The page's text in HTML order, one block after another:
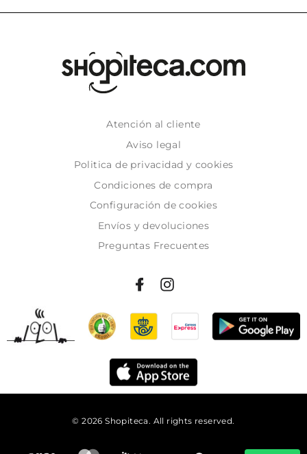
Atención al cliente
Aviso legal
Politica de privacidad y cookies
Condiciones de compra
Configuración de cookies
Envíos y devoluciones
Preguntas Frecuentes
© 2026 Shopiteca. All rights reserved.